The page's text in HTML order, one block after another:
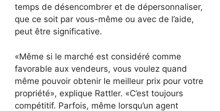
temps de désencombrer et de dépersonnaliser,
que ce soit par vous-même ou avec de l’aide,
peut être significative.
«Même si le marché est considéré comme
favorable aux vendeurs, vous voulez quand
même pouvoir obtenir le meilleur prix pour votre
propriété», explique Rattler. «C’est toujours
compétitif. Parfois, même lorsqu’un agent